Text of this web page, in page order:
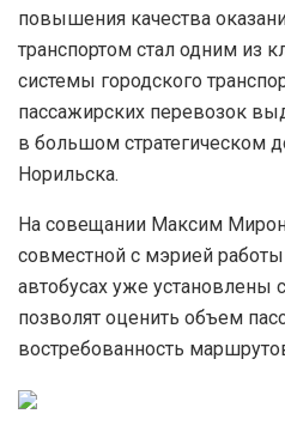
повышения качества
транспортом стал одним из
системы городского
пассажирских перевозок
в большом стратегическом
Норильска.
На совещании Максим
совместной с мэрией
автобусах уже установлены
позволят оценить объем
востребованность